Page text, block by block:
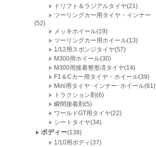
ドリフト＆ラジアルタイヤ(21)
ツーリングカー用タイヤ・インナー
(52)
メッキホイール(19)
ツーリングカー用ホイール(13)
1/12用スポンジタイヤ(57)
M300用ホイール(30)
M300用接着整形済タイヤ(14)
F1＆Cカー用タイヤ・ホイール(39)
Mini用タイヤ･インナー･ホイール(61)
トラクション剤(6)
瞬間接着剤(5)
ワールドGT用タイヤ(22)
シートタイヤ(34)
ボディー(138)
1/10用ボディ(37)